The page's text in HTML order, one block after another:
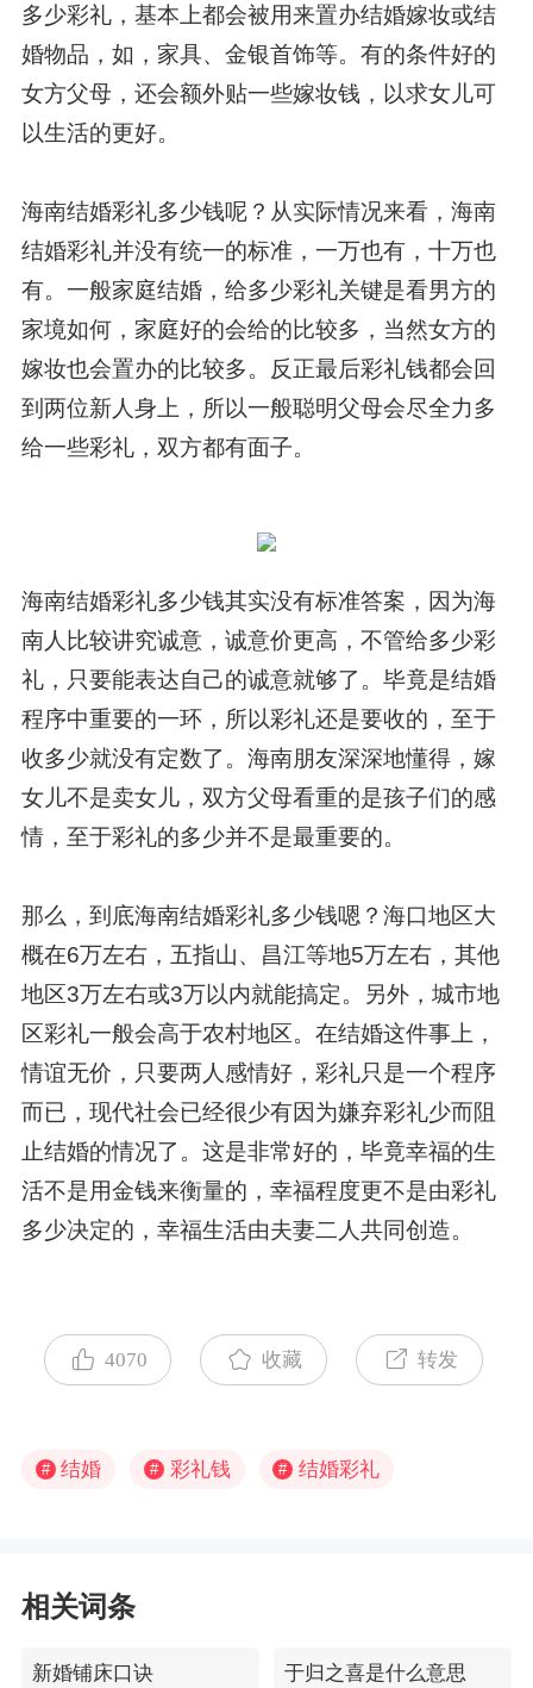
多少彩礼，基本上都会被用来置办结婚嫁妆或结
婚物品，如，家具、金银首饰等。有的条件好的
女方父母，还会额外贴一些嫁妆钱，以求女儿可
以生活的更好。
海南结婚彩礼多少钱呢？从实际情况来看，海南
结婚彩礼并没有统一的标准，一万也有，十万也
有。一般家庭结婚，给多少彩礼关键是看男方的
家境如何，家庭好的会给的比较多，当然女方的
嫁妆也会置办的比较多。反正最后彩礼钱都会回
到两位新人身上，所以一般聪明父母会尽全力多
给一些彩礼，双方都有面子。
海南结婚彩礼多少钱其实没有标准答案，因为海
南人比较讲究诚意，诚意价更高，不管给多少彩
礼，只要能表达自己的诚意就够了。毕竟是结婚
程序中重要的一环，所以彩礼还是要收的，至于
收多少就没有定数了。海南朋友深深地懂得，嫁
女儿不是卖女儿，双方父母看重的是孩子们的感
情，至于彩礼的多少并不是最重要的。
那么，到底海南结婚彩礼多少钱嗯？海口地区大
概在6万左右，五指山、昌江等地5万左右，其他
地区3万左右或3万以内就能搞定。另外，城市地
区彩礼一般会高于农村地区。在结婚这件事上，
情谊无价，只要两人感情好，彩礼只是一个程序
而已，现代社会已经很少有因为嫌弃彩礼少而阻
止结婚的情况了。这是非常好的，毕竟幸福的生
活不是用金钱来衡量的，幸福程度更不是由彩礼
多少决定的，幸福生活由夫妻二人共同创造。
4070 收藏 转发
# 结婚 # 彩礼钱 # 结婚彩礼
相关词条
新婚铺床口诀 于归之喜是什么意思